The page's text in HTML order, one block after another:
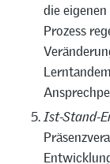
die
Prozess
Ist-Stand-